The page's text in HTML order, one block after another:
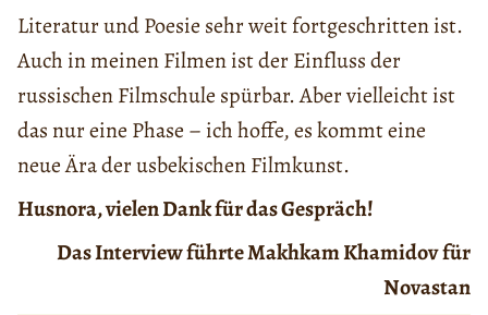
Literatur und Poesie sehr weit fortgeschritten ist.
Auch in meinen Filmen ist der Einfluss der
russischen Filmschule spürbar. Aber vielleicht ist
das nur eine Phase – ich hoffe, es kommt eine
neue Ära der usbekischen Filmkunst.
Husnora, vielen Dank für das Gespräch!
Das Interview führte Makhkam Khamidovfür
Novastan